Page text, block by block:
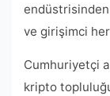
ve girişimci
Cumhuriyetçi
kripto